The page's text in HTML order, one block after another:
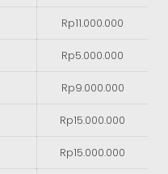
Rp11.000.000
Rp5.000.000
Rp9.000.000
Rp15.000.000
Rp15.000.000